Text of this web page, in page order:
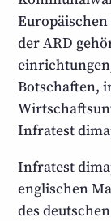
der ARD
Botschaften,
Infratest
Infratest
englischen
des